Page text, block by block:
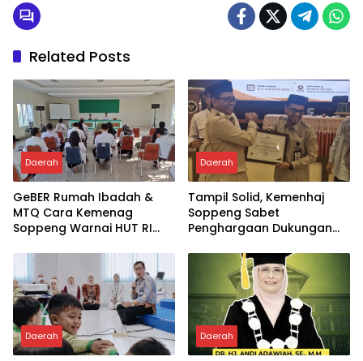
Related Posts
Daerah
GeBER Rumah Ibadah &
MTQ Cara Kemenag
Soppeng Warnai HUT RI
Daerah
Tampil Solid, Kemenhaj
Soppeng Sabet
Penghargaan Dukungan
Kesehatan Haji Terbaik
Daerah Daerah